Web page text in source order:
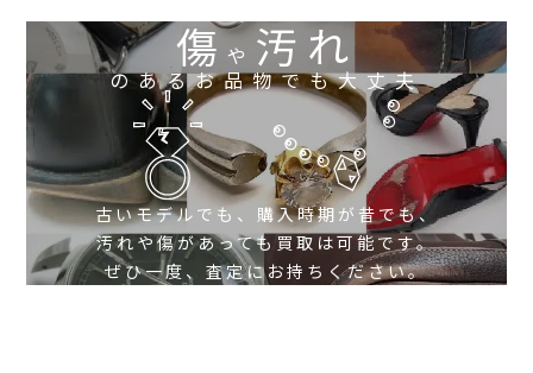
傷や 汚れ
のあるお品物でも大丈夫
古いモデルでも、購入時期が昔でも、
汚れや傷があっても買取は可能です。
ぜひ一度、査定にお持ちください。